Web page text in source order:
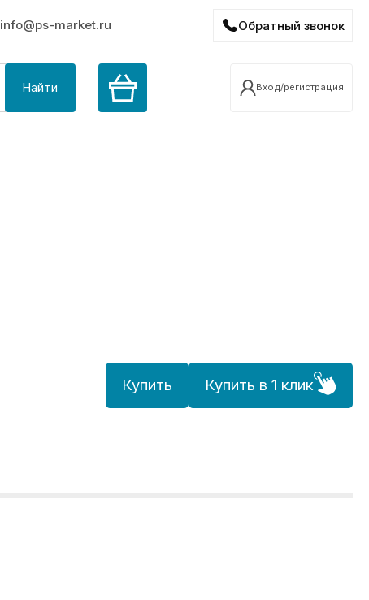
info@ps-market.ru Обратный звонок
Найти Вход/регистрация
Купить Купить в 1 клик